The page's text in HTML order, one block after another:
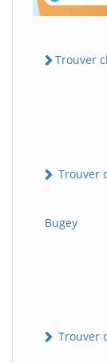
Trouver
Trouver
Bugey
Trouver